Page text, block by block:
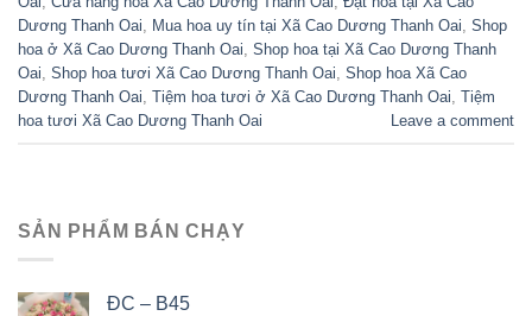
Dương Thanh Oai
Mua hoa uy tín tại Xã Cao Dương Thanh Oai Shop
hoa ở Xã Cao Dương Thanh Oai Shop hoa tại Xã Cao Dương Thanh
Oai Shop hoa tươi Xã Cao Dương Thanh Oai Shop hoa Xã Cao
Dương Thanh Oai Tiệm hoa tươi ở Xã Cao Dương Thanh Oai Tiệm
hoa tươi Xã Cao Dương Thanh Oai
Leave a comment
SẢN PHẨM BÁN CHẠY
ĐC – B45